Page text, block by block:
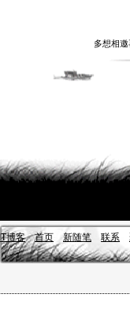
多想相
IT博客 首页 新随笔 联系